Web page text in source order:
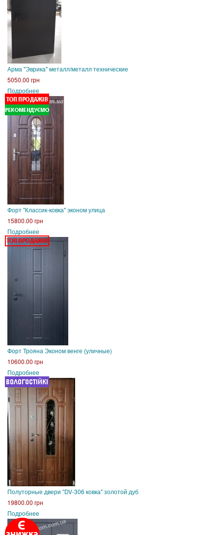
Арма "Эврика" металл/металл технические
5050.00 грн
Подробнее
Форт "Классик-ковка" эконом улица
15800.00 грн
Подробнее
Форт Трояна Эконом венге (уличные)
10600.00 грн
Подробнее
Полуторные двери "DV-306 ковка" золотой дуб
19800.00 грн
Подробнее